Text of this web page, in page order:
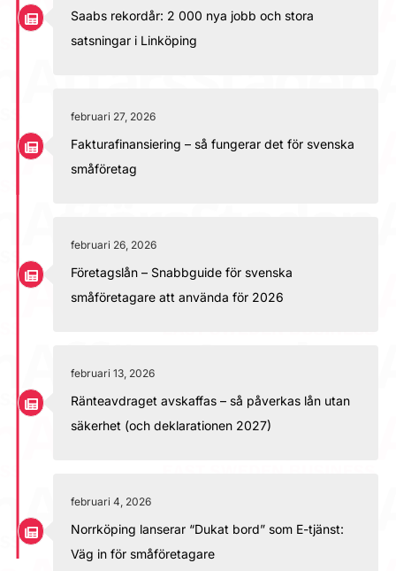
Saabs rekordår: 2 000 nya jobb och stora
satsningar i Linköping
februari 27, 2026
Fakturafinansiering – så fungerar det för svenska
småföretag
februari 26, 2026
Företagslån – Snabbguide för svenska
småföretagare att använda för 2026
februari 13, 2026
Ränteavdraget avskaffas – så påverkas lån utan
säkerhet (och deklarationen 2027)
februari 4, 2026
Norrköping lanserar “Dukat bord” som E-tjänst:
Väg in för småföretagare